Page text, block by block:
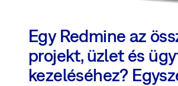
Egy Redmine az
projekt, üzlet és
kezeléséhez?